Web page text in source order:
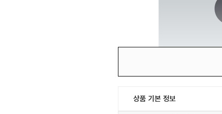
상품 기본 정보